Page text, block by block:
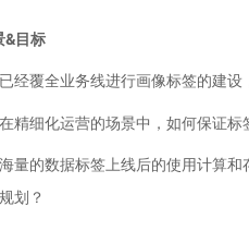
&目标
经覆全业务线进行画像标签的建设
精细化运营的场景中，如何保证标
量的数据标签上线后的使用计算
划？